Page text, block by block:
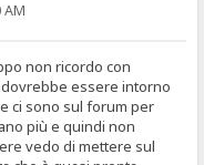
AM
non ricordo con
essere intorno
ci sono sul forum per
più e quindi non
vedo di mettere sul